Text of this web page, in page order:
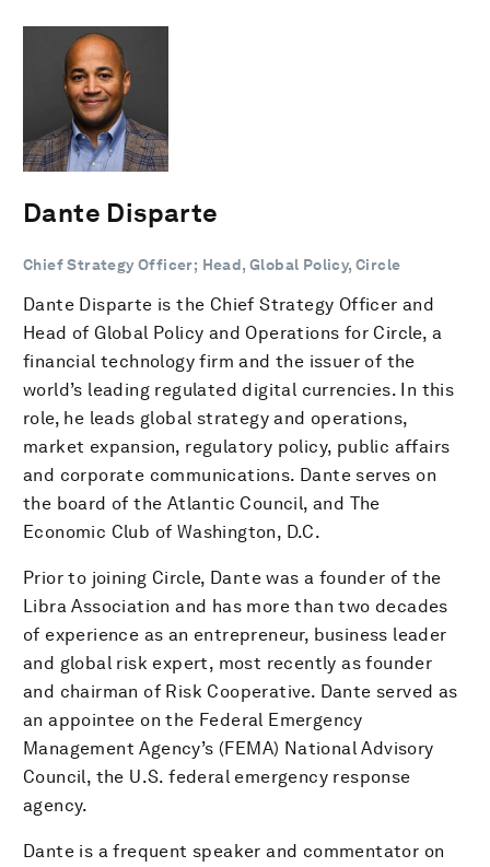
Dante Disparte
Chief Strategy Officer; Head, Global Policy, Circle
Dante Disparte is the Chief Strategy Officer and
Head of Global Policy and Operations for Circle, a
financial technology firm and the issuer of the
world’s leading regulated digital currencies. In this
role, he leads global strategy and operations,
market expansion, regulatory policy, public affairs
and corporate communications. Dante serves on
the board of the Atlantic Council, and The
Economic Club of Washington, D.C.
Prior to joining Circle, Dante was a founder of the
Libra Association and has more than two decades
of experience as an entrepreneur, business leader
and global risk expert, most recently as founder
and chairman of Risk Cooperative. Dante served as
an appointee on the Federal Emergency
Management Agency’s (FEMA) National Advisory
Council, the U.S. federal emergency response
agency.
Dante is a frequent speaker and commentator on